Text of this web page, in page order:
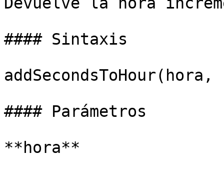
#### Sintaxis
addSecondsToHour(hora,
#### Parámetros
**hora**